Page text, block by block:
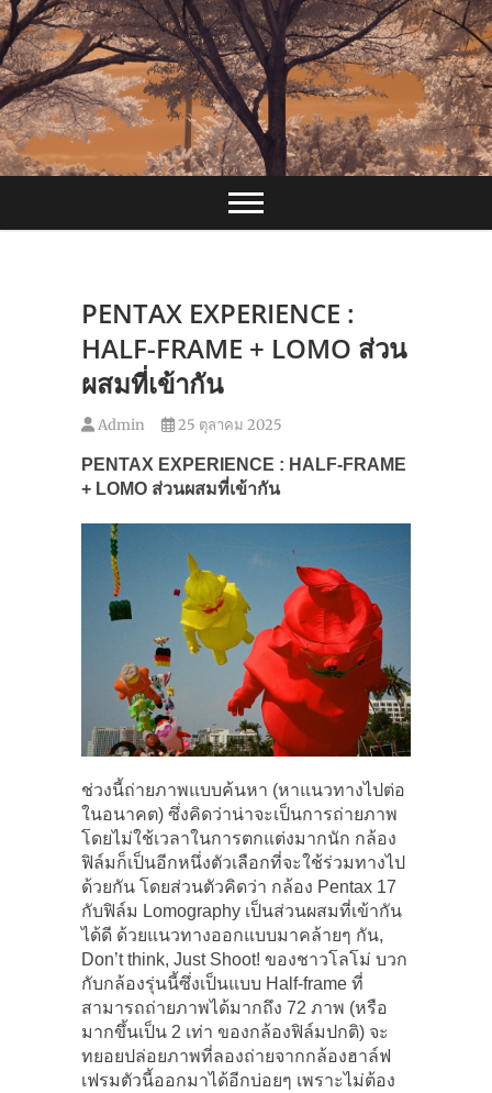
Skip
to
content
PENTAX EXPERIENCE :
HALF-FRAME + LOMO ส่วน
ผสมที่เข้ากัน
Admin 25 ตุลาคม 2025
PENTAX EXPERIENCE : HALF-FRAME
+ LOMO ส่วนผสมที่เข้ากัน
ช่วงนี้ถ่ายภาพแบบค้นหา (หาแนวทางไปต่อ
ในอนาคต) ซึ่งคิดว่าน่าจะเป็นการถ่ายภาพ
โดยไม่ใช้เวลาในการตกแต่งมากนัก กล้อง
ฟิล์มก็เป็นอีกหนึ่งตัวเลือกที่จะใช้ร่วมทางไป
ด้วยกัน โดยส่วนตัวคิดว่า กล้อง Pentax 17
กับฟิล์ม Lomography เป็นส่วนผสมที่เข้ากัน
ได้ดี ด้วยแนวทางออกแบบมาคล้ายๆ กัน,
Don’t think, Just Shoot! ของชาวโลโม่ บวก
กับกล้องรุ่นนี้ซึ่งเป็นแบบ Half-frame ที่
สามารถถ่ายภาพได้มากถึง 72 ภาพ (หรือ
มากขึ้นเป็น 2 เท่า ของกล้องฟิล์มปกติ) จะ
ทยอยปล่อยภาพที่ลองถ่ายจากกล้องฮาล์ฟ
เฟรมตัวนี้ออกมาได้อีกบ่อยๆ เพราะไม่ต้อง